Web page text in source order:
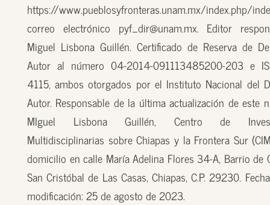
https://www.pueblosyfronteras.unam.mx/index.php/
correo electrónico pyf_dir@unam.mx. Editor
Miguel Lisbona Guillén. Certificado de Reserva de
Autor al número 04-2014-091113485200-203 e
4115, ambos otorgados por el Instituto Nacional del
Autor. Responsable de la última actualización de este
MIguel Lisbona Guillén, Centro de
Multidisciplinarias sobre Chiapas y la Frontera Sur
domicilio en calle María Adelina Flores 34-A, Barrio de
San Cristóbal de Las Casas, Chiapas, C.P. 29230.
modificación: 25 de agosto de 2023.